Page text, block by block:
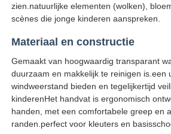
Compacte paraplu's
relatiegeschenken paraplu's
Winddichte paraplu's
zien.natuurlijke elementen (wolken),
scènes die jonge kinderen aanspreken.
Materiaal en constructie
Gemaakt van hoogwaardig transparant
duurzaam en makkelijk te reinigen is.een
windweerstand bieden en tegelijkertijd
kinderenHet handvat is ergonomisch
handen, met een comfortabele greep en
randen.perfect voor kleuters en